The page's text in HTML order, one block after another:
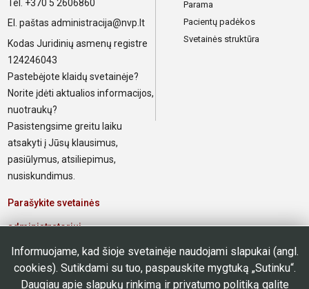
Tel. +370 5 2606860
El. paštas administracija@nvp.lt
Kodas Juridinių asmenų registre
124246043
Pastebėjote klaidų svetainėje?
Norite įdėti aktualios informacijos,
nuotraukų?
Pasistengsime greitu laiku
atsakyti į Jūsų klausimus,
pasiūlymus, atsiliepimus,
nusiskundimus.
Parašykite svetainės
administratoriui
Elektroninis paštas poliklinikos
darbuotojams
Parama
Pacientų padėkos
Svetainės struktūra
Informuojame, kad šioje svetainėje naudojami slapukai (angl.
cookies). Sutikdami su tuo, paspauskite mygtuką „Sutinku“.
Daugiau apie slapukų rinkimą ir privatumo politiką galite